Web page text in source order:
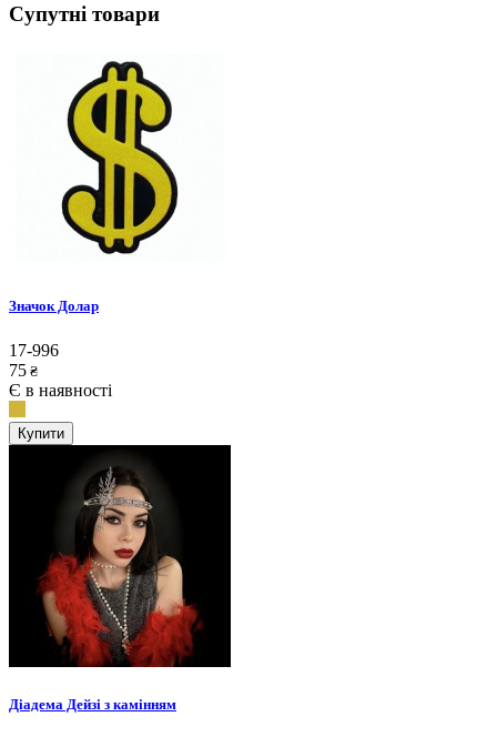
Супутні товари
Значок Долар
17-996
75 ₴
Є в наявності
Купити
Діадема Дейзі з камінням